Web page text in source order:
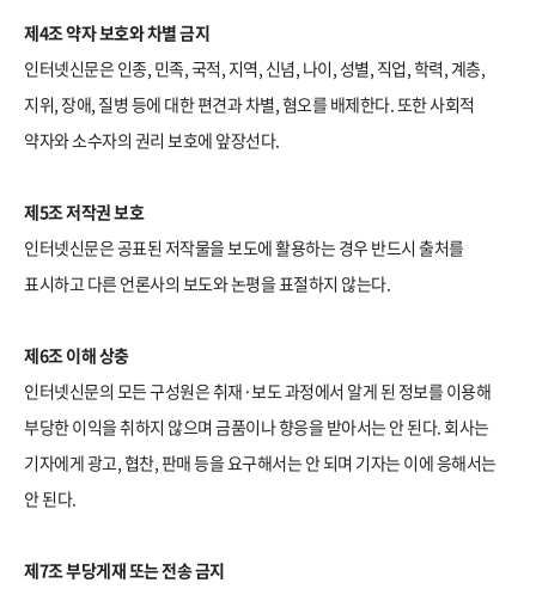
제4조 약자 보호와 차별 금지
인터넷신문은 인종, 민족, 국적, 지역, 신념, 나이, 성별, 직업, 학력, 계층,
지위, 장애, 질병 등에 대한 편견과 차별, 혐오를 배제한다. 또한 사회적
약자와 소수자의 권리 보호에 앞장선다.
제5조 저작권 보호
인터넷신문은 공표된 저작물을 보도에 활용하는 경우 반드시 출처를
표시하고 다른 언론사의 보도와 논평을 표절하지 않는다.
제6조 이해 상충
인터넷신문의 모든 구성원은 취재·보도 과정에서 알게 된 정보를 이용해
부당한 이익을 취하지 않으며 금품이나 향응을 받아서는 안 된다. 회사는
기자에게 광고, 협찬, 판매 등을 요구해서는 안 되며 기자는 이에 응해서는
안 된다.
제7조 부당게재 또는 전송 금지